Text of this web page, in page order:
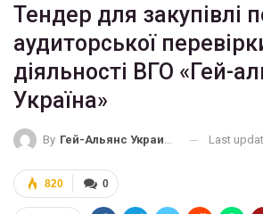
Тендер для закупівлі
аудиторської
діяльності ВГО «Гей-
Україна»
By Гей-Альянс Украина Last
0
820